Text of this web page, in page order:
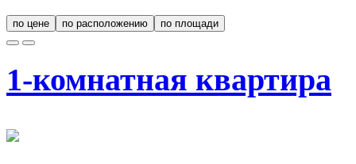
по цене по расположению по площади
1-комнатная квартира